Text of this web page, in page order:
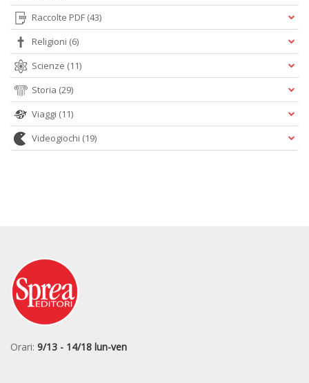
Raccolte PDF (43)
Religioni (6)
Scienze (11)
Storia (29)
Viaggi (11)
Videogiochi (19)
Orari: 9/13 - 14/18 lun-ven